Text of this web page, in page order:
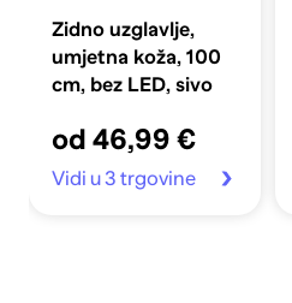
Zidno uzglavlje,
umjetna koža, 100
cm, bez LED, sivo
od 46,99 €
Vidi u 3 trgovine